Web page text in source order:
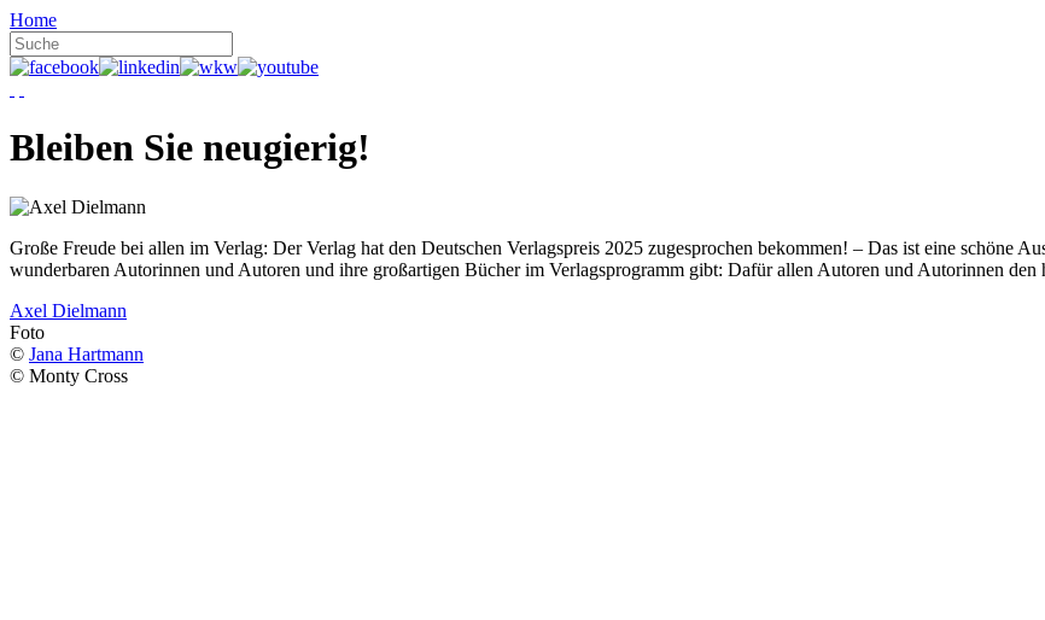
Home
Bleiben Sie neugierig!
Große Freude bei allen im Verlag: Der Verlag hat den Deutschen Verlagspreis 2025 zugesprochen bekommen! – Das ist eine schöne
wunderbaren Autorinnen und Autoren und ihre großartigen Bücher im Verlagsprogramm gibt: Dafür allen Autoren und Autorinnen
Axel Dielmann
Foto
© Jana Hartmann
© Monty Cross